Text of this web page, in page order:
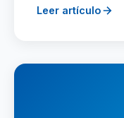
Leer artículo